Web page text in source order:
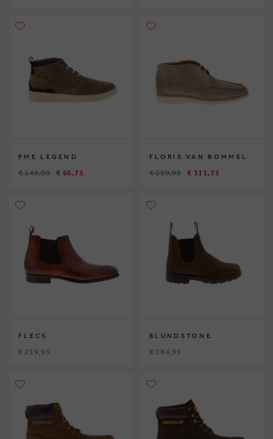
PME LEGEND
€ 149,99 € 66,75
FLORIS VAN BOMMEL
€ 259,95 € 111,75
FLECS
€ 219,95
BLUNDSTONE
€ 184,95